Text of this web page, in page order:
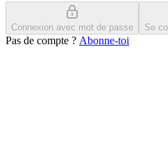
Connexion avec mot de passe Se
Pas de compte ? Abonne-toi